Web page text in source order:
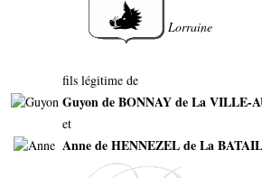
Lorraine
fils légitime de
Guyon de BONNAY de La VILLE-
et
Anne de HENNEZEL de La